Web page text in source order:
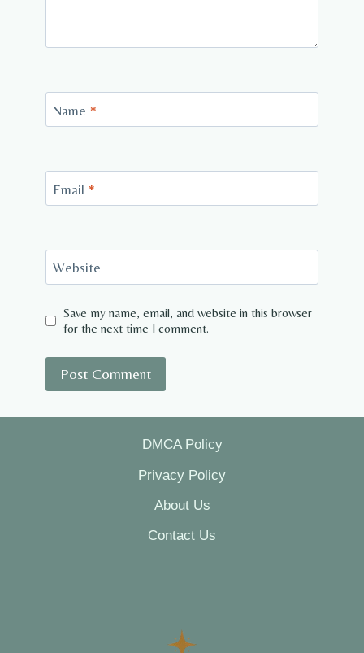
Name *
Email *
Website
Save my name, email, and website in this browser
for the next time I comment.
DMCA Policy
Privacy Policy
About Us
Contact Us